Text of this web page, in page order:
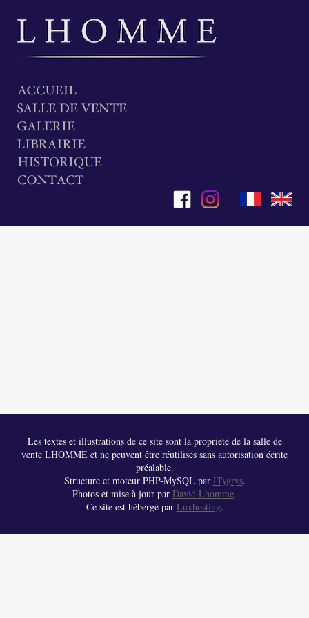
Les textes et illustrations de ce site sont la propriété de la salle de
vente LHOMME et ne peuvent être réutilisés sans autorisation écrite
préalable.
Structure et moteur PHP-MySQL par ITygrys.
Photos et mise à jour par David Lhomme.
Ce site est hébergé par Luxhosting.